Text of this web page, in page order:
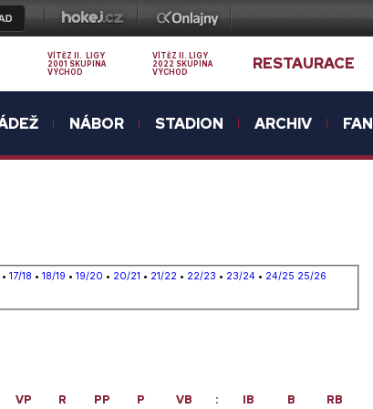
VÍTĚZ II. LIGY
2001 SKUPINA
VÝCHOD
VÍTĚZ II. LIGY
2022 SKUPINA
VÝCHOD
RESTAURACE
NÁBOR STADION ARCHIV
• 17/18 • 18/19 • 19/20 • 20/21 • 21/22 • 22/23 • 23/24 • 24/25 25/26
VP R PP P VB : IB B RB